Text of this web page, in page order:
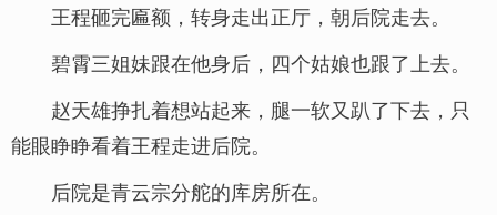
王程砸完匾额，转身走出正厅，朝后院走去。
碧霄三姐妹跟在他身后，四个姑娘也跟了上去。
赵天雄挣扎着想站起来，腿一软又趴了下去，只
能眼睁睁看着王程走进后院。
后院是青云宗分舵的库房所在。